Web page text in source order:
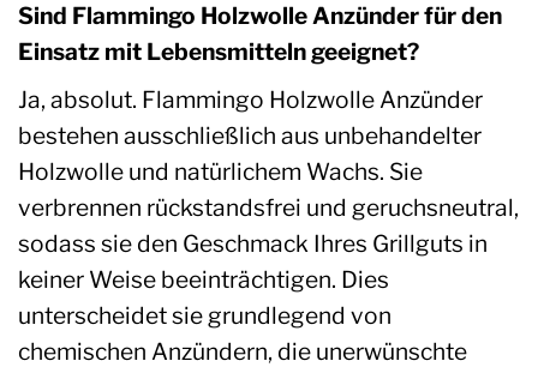
Sind Flammingo Holzwolle Anzünder für den
Einsatz mit Lebensmitteln geeignet?
Ja, absolut. Flammingo Holzwolle Anzünder
bestehen ausschließlich aus unbehandelter
Holzwolle und natürlichem Wachs. Sie
verbrennen rückstandsfrei und geruchsneutral,
sodass sie den Geschmack Ihres Grillguts in
keiner Weise beeinträchtigen. Dies
unterscheidet sie grundlegend von
chemischen Anzündern, die unerwünschte